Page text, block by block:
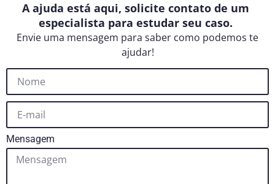
A ajuda está aqui, solicite contato de um
especialista para estudar seu caso.
Envie uma mensagem para saber como podemos te
ajudar!
Mensagem